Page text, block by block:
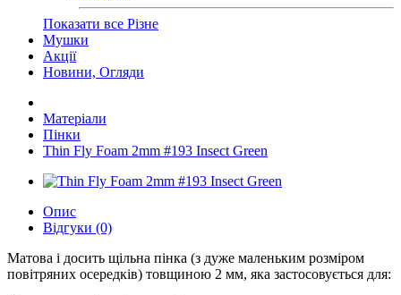
Показати все Різне
Мушки
Акції
Новини, Огляди
Матеріали
Пінки
Thin Fly Foam 2mm #193 Insect Green
Опис
Відгуки (0)
Матова і досить щільна пінка (з дуже маленьким розміром
повітряних осередків) товщиною 2 мм, яка застосовується для: